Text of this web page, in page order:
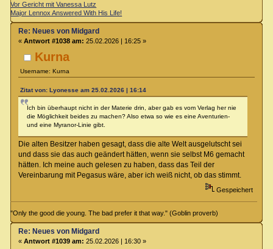
Vor Gericht mit Vanessa Lutz
Major Lennox Answered With His Life!
Kurna
Username: Kurna
Re: Neues von Midgard
« Antwort #1038 am: 25.02.2026 | 16:25 »
Zitat von: Lyonesse am 25.02.2026 | 16:14
Ich bin überhaupt nicht in der Materie drin, aber gab es vom Verlag her nie
die Möglichkeit beides zu machen? Also etwa so wie es eine Aventurien-
und eine Myranor-Linie gibt.
Die alten Besitzer haben gesagt, dass die alte Welt ausgelutscht sei
und dass sie das auch geändert hätten, wenn sie selbst M6 gemacht
hätten. Ich meine auch gelesen zu haben, dass das Teil der
Vereinbarung mit Pegasus wäre, aber ich weiß nicht, ob das stimmt.
Gespeichert
"Only the good die young. The bad prefer it that way." (Goblin proverb)
Re: Neues von Midgard
« Antwort #1039 am: 25.02.2026 | 16:30 »